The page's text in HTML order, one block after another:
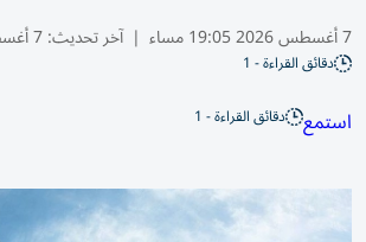
7 أغسطس 2026 19:05 مساء | آخر تحديث:7 أغسطس 19:17 2026
دقائق القراءة - 1
استمع دقائق القراءة - 1